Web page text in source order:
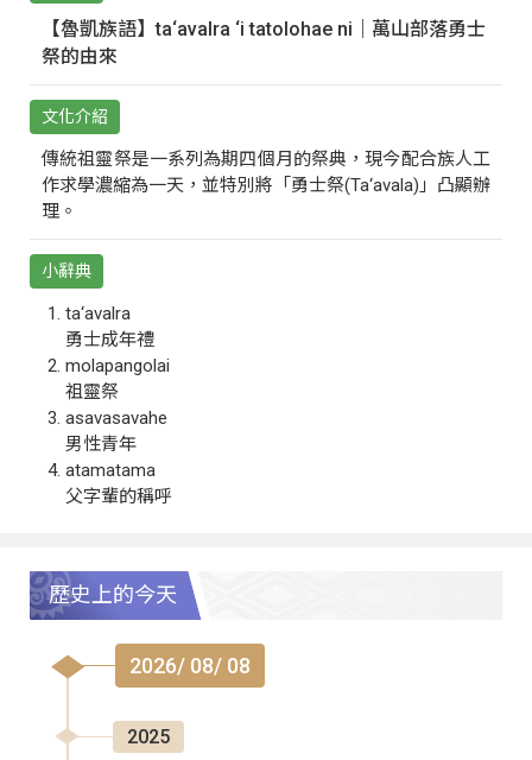
【魯凱族語】ta‘avalra ‘i tatolohae ni｜萬山部落勇士
祭的由來
文化介紹
傳統祖靈祭是一系列為期四個月的祭典，現今配合族人工
作求學濃縮為一天，並特別將「勇士祭(Ta‘avala)」凸顯辦
理。
小辭典
ta‘avalra
勇士成年禮
molapangolai
祖靈祭
asavasavahe
男性青年
atamatama
父字輩的稱呼
歷史上的今天
2026/ 08/ 08
2025